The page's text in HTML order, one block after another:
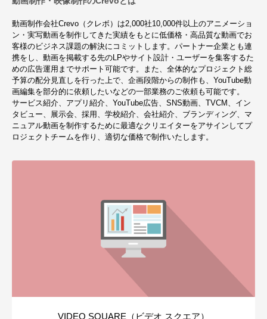
動画制作会社Crevo（クレボ）は2,000社10,000件以上のアニメーショ
ン・実写動画を制作してきた実績をもとに低価格・高品質な動画でお
客様のビジネス課題の解決にコミットします。パートナー企業とも連
携をし、動画を掲載する先のLPやサイト設計・ユーザーを集客するた
めの広告運用までサポート可能です。また、全体的なプロジェクト総
予算の配分見直しを行った上で、企画段階からの制作も、YouTube動
画編集を部分的に依頼したいなどの一部業務のご依頼も可能です。
サービス紹介、アプリ紹介、YouTube広告、SNS動画、TVCM、イン
タビュー、展示会、採用、学校紹介、会社紹介、ブランディング、マ
ニュアル動画を制作するために最適なクリエイターをアサインしてプ
ロジェクトチームを作り、適切な価格で制作いたします。
VIDEO SQUARE（ビデオ スクエア）